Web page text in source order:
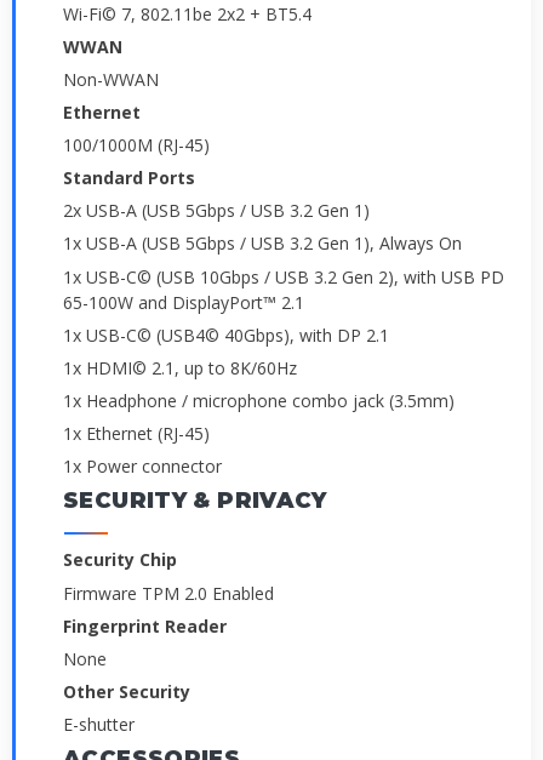
Wi-Fi© 7, 802.11be 2x2 + BT5.4
WWAN
Non-WWAN
Ethernet
100/1000M (RJ-45)
Standard Ports
2x USB-A (USB 5Gbps / USB 3.2 Gen 1)
1x USB-A (USB 5Gbps / USB 3.2 Gen 1), Always On
1x USB-C© (USB 10Gbps / USB 3.2 Gen 2), with USB PD
65-100W and DisplayPort™ 2.1
1x USB-C© (USB4© 40Gbps), with DP 2.1
1x HDMI© 2.1, up to 8K/60Hz
1x Headphone / microphone combo jack (3.5mm)
1x Ethernet (RJ-45)
1x Power connector
SECURITY & PRIVACY
Security Chip
Firmware TPM 2.0 Enabled
Fingerprint Reader
None
Other Security
E-shutter